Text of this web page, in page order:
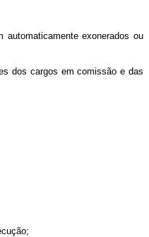
exonerados ou
dos cargos em comissão e das